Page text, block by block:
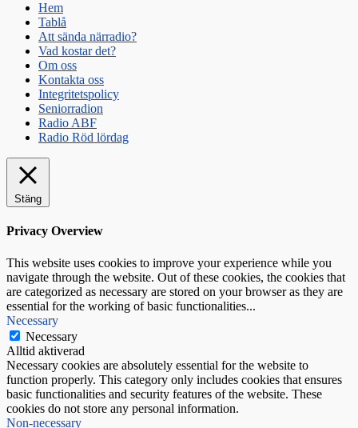
Hem
Tablå
Att sända närradio?
Vad kostar det?
Om oss
Kontakta oss
Integritetspolicy
Seniorradion
Radio ABF
Radio Röd lördag
Stäng
Privacy Overview
This website uses cookies to improve your experience while you
navigate through the website. Out of these cookies, the cookies that
are categorized as necessary are stored on your browser as they are
essential for the working of basic functionalities...
Necessary
Necessary
Alltid aktiverad
Necessary cookies are absolutely essential for the website to
function properly. This category only includes cookies that ensures
basic functionalities and security features of the website. These
cookies do not store any personal information.
Non-necessary